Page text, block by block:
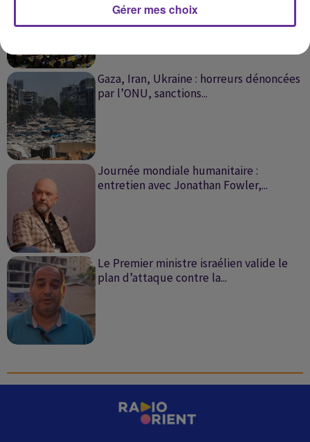
Gaza, Iran, Ukraine : horreurs dénoncées
par l’ONU, sanctions...
Journée mondiale humanitaire :
entretien avec Jonathan Fowler,...
Le Premier ministre israélien valide le
plan d’attaque contre la...
Gérer mes choix